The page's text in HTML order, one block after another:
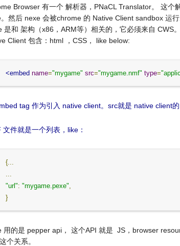
Browser 有一个 解析器，PNaCL Translator。 这个
然后 nexe 会被chrome 的 Native Client sandbox 运行
是和 架构（x86，ARM等）相关的，它必须来自 CWS。
Client 包含：html ，CSS， like below:
<embed name="mygame" src="mygame.nmf" type=
tag 作为引入 native client。src就是 native client
文件就是一个列表，like：
{...
...
"url": "mygame.pexe",
}
用的是 pepper api， 这个API 就是 JS，browser
个关系。